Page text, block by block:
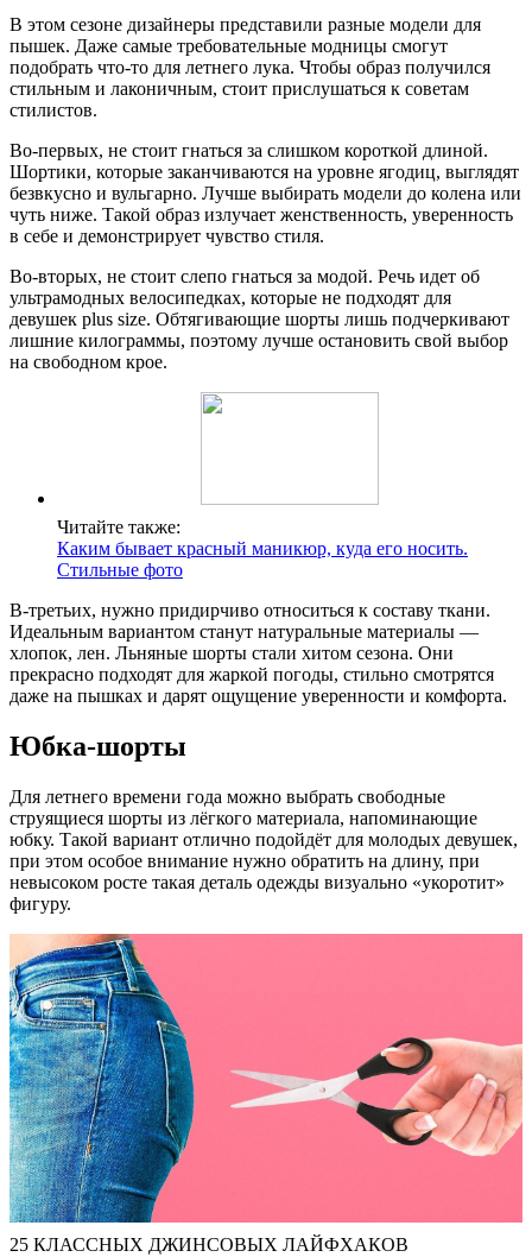
В этом сезоне дизайнеры представили разные модели для
пышек. Даже самые требовательные модницы смогут
подобрать что-то для летнего лука. Чтобы образ получился
стильным и лаконичным, стоит прислушаться к советам
стилистов.
Во-первых, не стоит гнаться за слишком короткой длиной.
Шортики, которые заканчиваются на уровне ягодиц, выглядят
безвкусно и вульгарно. Лучше выбирать модели до колена или
чуть ниже. Такой образ излучает женственность, уверенность
в себе и демонстрирует чувство стиля.
Во-вторых, не стоит слепо гнаться за модой. Речь идет об
ультрамодных велосипедках, которые не подходят для
девушек plus size. Обтягивающие шорты лишь подчеркивают
лишние килограммы, поэтому лучше остановить свой выбор
на свободном крое.
Читайте также:
Каким бывает красный маникюр, куда его носить.
Стильные фото
В-третьих, нужно придирчиво относиться к составу ткани.
Идеальным вариантом станут натуральные материалы —
хлопок, лен. Льняные шорты стали хитом сезона. Они
прекрасно подходят для жаркой погоды, стильно смотрятся
даже на пышках и дарят ощущение уверенности и комфорта.
Юбка-шорты
Для летнего времени года можно выбрать свободные
струящиеся шорты из лёгкого материала, напоминающие
юбку. Такой вариант отлично подойдёт для молодых девушек,
при этом особое внимание нужно обратить на длину, при
невысоком росте такая деталь одежды визуально «укоротит»
фигуру.
25 КЛАССНЫХ ДЖИНСОВЫХ ЛАЙФХАКОВ